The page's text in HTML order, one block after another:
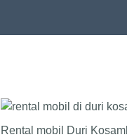
Rental mobil Duri